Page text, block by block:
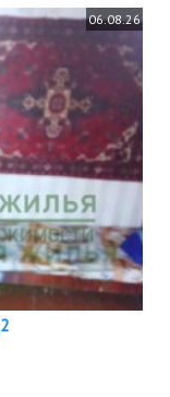
06.08.26
2